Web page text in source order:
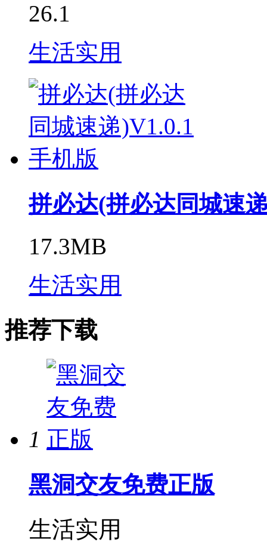
26.1
生活实用
拼必达(拼必达同城速
17.3MB
生活实用
推荐下载
1
黑洞交友免费正版
生活实用